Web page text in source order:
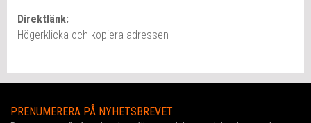
Direktlänk:
Högerklicka och kopiera adressen
PRENUMERERA PÅ NYHETSBREVET